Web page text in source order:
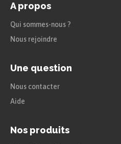
A propos
Qui sommes-nous ?
Nous rejoindre
Une question
Nous contacter
Aide
Nos produits